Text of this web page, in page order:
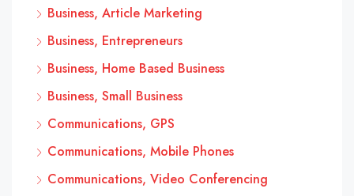
Business, Article Marketing
Business, Entrepreneurs
Business, Home Based Business
Business, Small Business
Communications, GPS
Communications, Mobile Phones
Communications, Video Conferencing